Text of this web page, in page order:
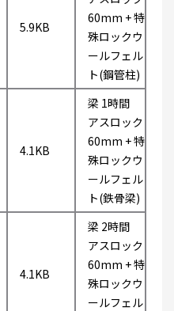
5.9KB
60mm + 特
殊ロックウ
ールフェル
ト(鋼管柱)
4.1KB
梁 1時間
アスロック
60mm + 特
殊ロックウ
ールフェル
ト(鉄骨梁)
4.1KB
梁 2時間
アスロック
60mm + 特
殊ロックウ
ールフェル